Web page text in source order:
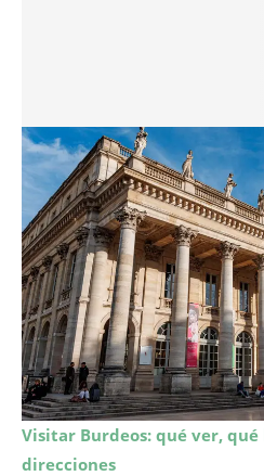
Visitar Burdeos: qué ver, qué
direcciones